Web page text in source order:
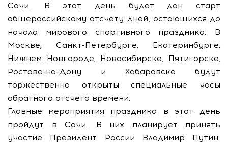
Сочи. В этот день будет дан старт
общероссийскому отсчету дней, остающихся до
начала мирового спортивного праздника. В
Москве, Санкт-Петербурге, Екатеринбурге,
Нижнем Новгороде, Новосибирске, Пятигорске,
Ростове-на-Дону и Хабаровске будут
торжественно открыты специальные часы
обратного отсчета времени.
Главные мероприятия праздника в этот день
пройдут в Сочи. В них планирует принять
участие Президент России Владимир Путин.